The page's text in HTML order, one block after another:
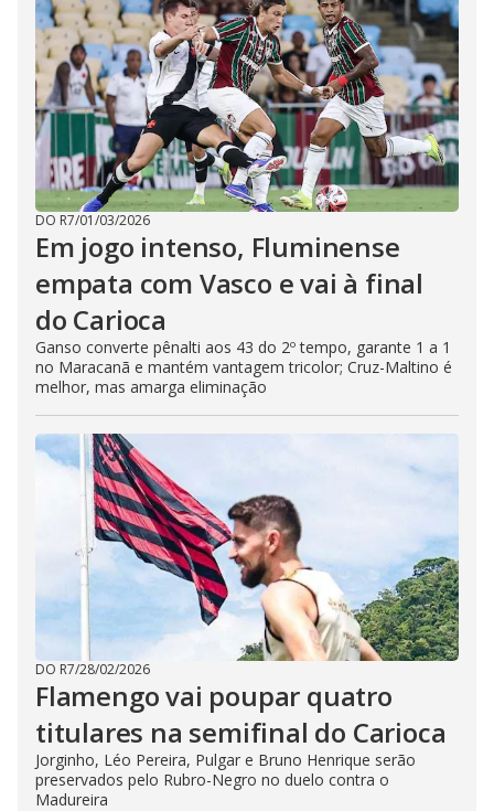
DO R7/01/03/2026
Em jogo intenso, Fluminense
empata com Vasco e vai à final
do Carioca
Ganso converte pênalti aos 43 do 2º tempo, garante 1 a 1
no Maracanã e mantém vantagem tricolor; Cruz-Maltino é
melhor, mas amarga eliminação
DO R7/28/02/2026
Flamengo vai poupar quatro
titulares na semifinal do Carioca
Jorginho, Léo Pereira, Pulgar e Bruno Henrique serão
preservados pelo Rubro-Negro no duelo contra o
Madureira